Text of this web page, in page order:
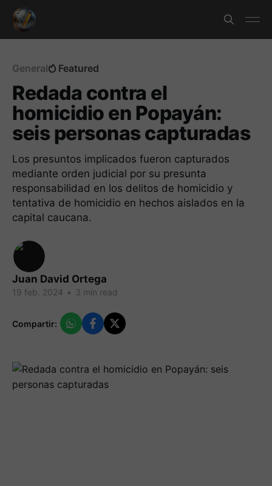
General Featured
Redada contra el
homicidio en Popayán:
seis personas capturadas
Los presuntos implicados fueron capturados
mediante orden judicial por su presunta
responsabilidad en los delitos de homicidio y
tentativa de homicidio en hechos aislados en la
capital caucana.
Juan David Ortega
19 feb. 2024 • 3 min read
Compartir: